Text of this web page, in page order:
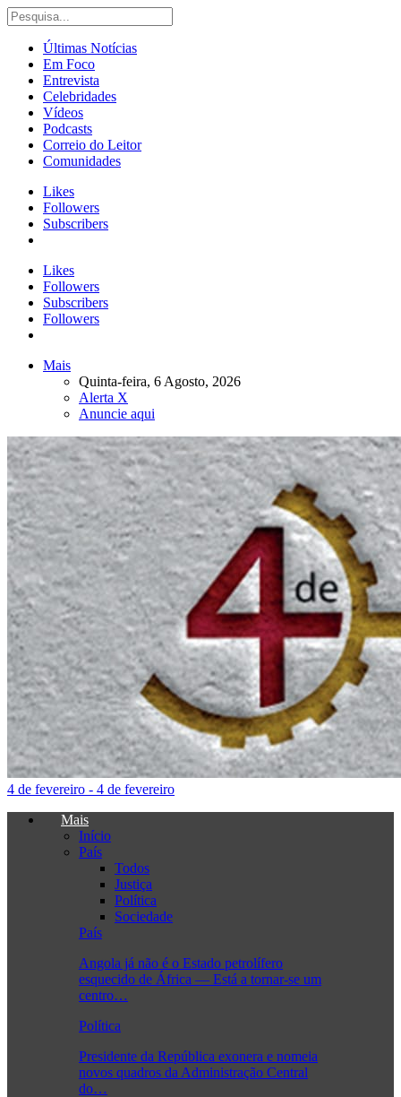
Últimas Notícias
Em Foco
Entrevista
Celebridades
Vídeos
Podcasts
Correio do Leitor
Comunidades
Likes
Followers
Subscribers
Likes
Followers
Subscribers
Followers
Mais
Quinta-feira, 6 Agosto, 2026
Alerta X
Anuncie aqui
4 de fevereiro - 4 de fevereiro
Mais
Início
País
Todos
Justiça
Política
Sociedade
País
Angola já não é o Estado petrolífero
esquecido de África — Está a tornar-se um
centro…
Política
Presidente da República exonera e nomeia
novos quadros da Administração Central
do…